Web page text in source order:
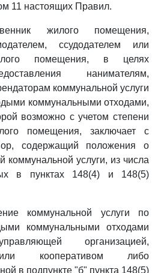
11 настоящих Правил.
жилого помещения,
ссудодателем или
помещения, в целях
нанимателям,
коммунальной услуги
коммунальными отходами,
возможно с учетом степени
помещения, заключает с
содержащий положения о
коммунальной услуги, из числа
в пунктах 148(4) и 148(5)
коммунальной услуги по
коммунальными отходами
организацией,
кооперативом либо
в подпункте "б" пункта 148(5)